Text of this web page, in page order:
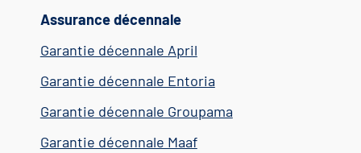
Assurance décennale
Garantie décennale April
Garantie décennale Entoria
Garantie décennale Groupama
Garantie décennale Maaf